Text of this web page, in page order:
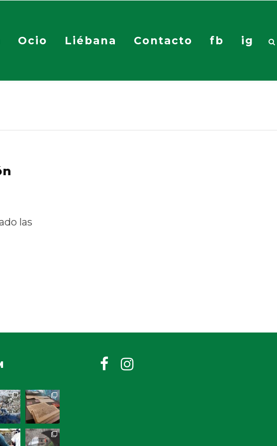
Ocio Liébana Contacto fb ig
las